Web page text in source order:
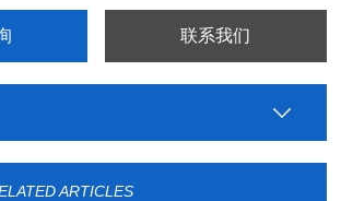
联系我们
ARTICLES